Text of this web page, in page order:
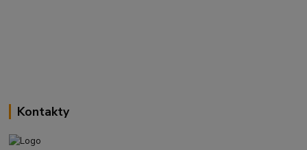
Kontakty